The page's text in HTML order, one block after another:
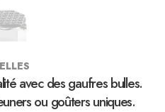
avec des gaufres bulles.
ou goûters uniques.